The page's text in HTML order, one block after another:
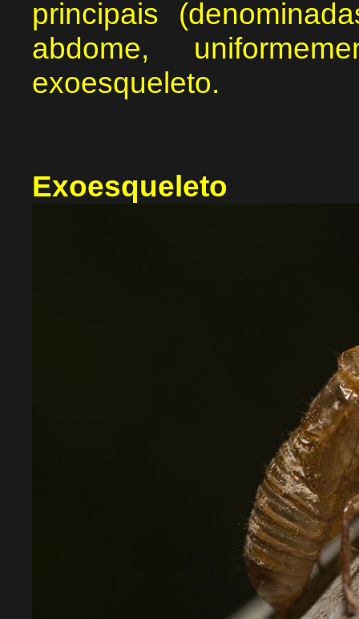
principais
abdome,
exoesqueleto.
Exoesqueleto